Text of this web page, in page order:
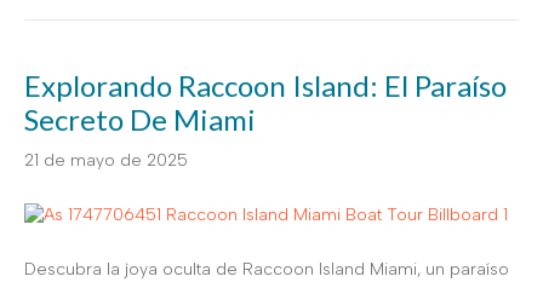
Explorando Raccoon Island: El Paraíso
Secreto De Miami
21 de mayo de 2025
Descubra la joya oculta de Raccoon Island Miami, un paraíso